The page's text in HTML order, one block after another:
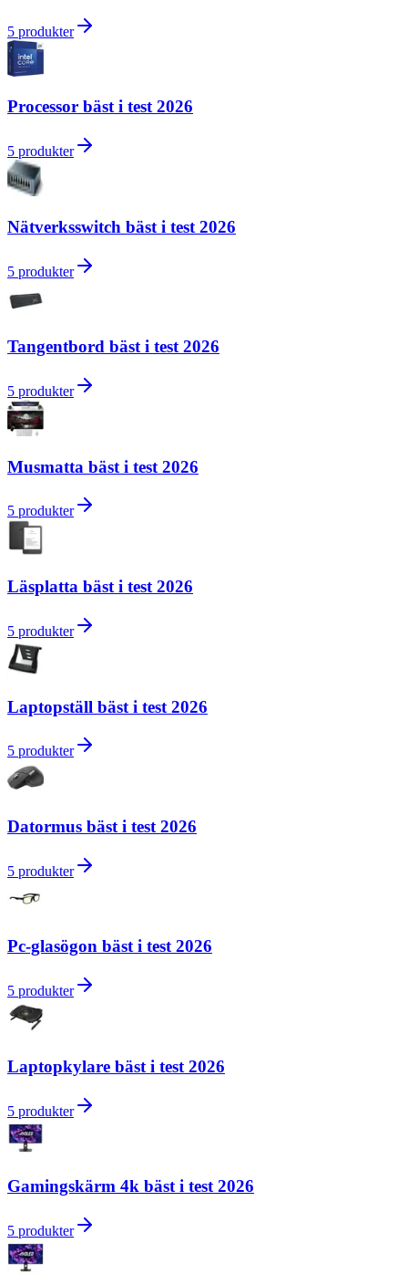
5 produkter
Processor bäst i test 2026
5 produkter
Nätverksswitch bäst i test 2026
5 produkter
Tangentbord bäst i test 2026
5 produkter
Musmatta bäst i test 2026
5 produkter
Läsplatta bäst i test 2026
5 produkter
Laptopställ bäst i test 2026
5 produkter
Datormus bäst i test 2026
5 produkter
Pc-glasögon bäst i test 2026
5 produkter
Laptopkylare bäst i test 2026
5 produkter
Gamingskärm 4k bäst i test 2026
5 produkter